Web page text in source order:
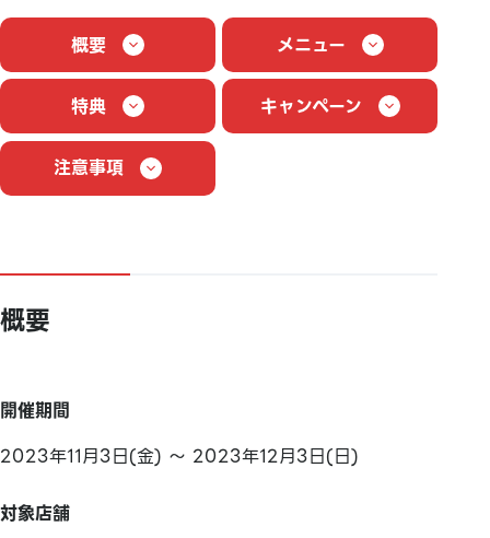
概要 メニュー
特典 キャンペーン
注意事項
概要
開催期間
2023年11月3日(金) ～ 2023年12月3日(日)
対象店舗